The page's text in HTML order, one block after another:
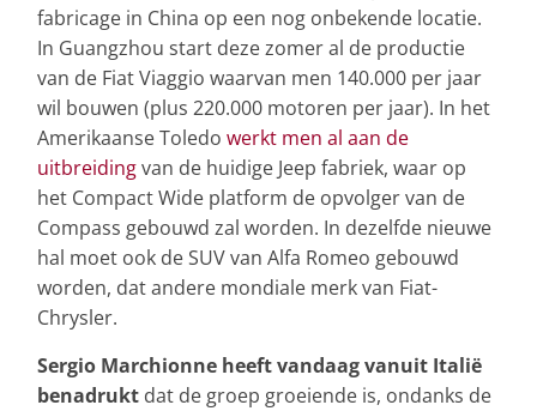
fabricage in China op een nog onbekende locatie.
In Guangzhou start deze zomer al de productie
van de Fiat Viaggio waarvan men 140.000 per jaar
wil bouwen (plus 220.000 motoren per jaar). In het
Amerikaanse Toledo werkt men al aan de
uitbreidingvan de huidige Jeep fabriek, waar op
het Compact Wide platform de opvolger van de
Compass gebouwd zal worden. In dezelfde nieuwe
hal moet ook de SUV van Alfa Romeo gebouwd
worden, dat andere mondiale merk van Fiat-
Chrysler.
Sergio Marchionne heeft vandaag vanuit Italië
benadrukt dat de groep groeiende is, ondanks de